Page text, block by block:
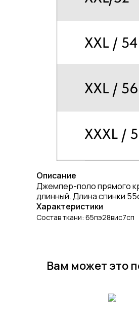
Описание
Джемпер-поло прямого
длинный. Длина спинки
Характеристики
Состав ткани: 65пэ28вис7сп
Вам может это